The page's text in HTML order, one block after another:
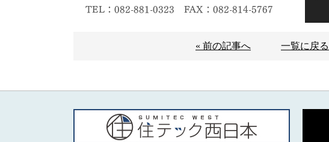
TEL：082-881-0323 FAX：082-814-5767
« 前の記事へ 一覧に戻る